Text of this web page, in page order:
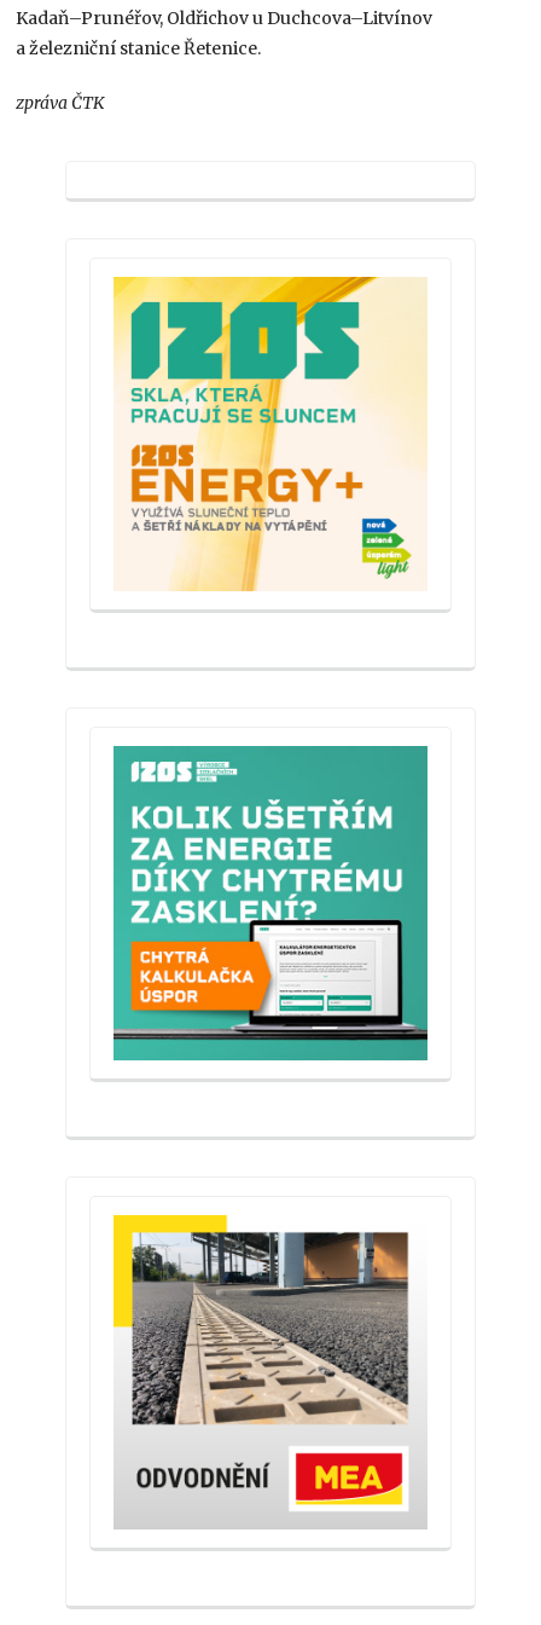
Kadaň–Prunéřov, Oldřichov u Duchcova–Litvínov
a železniční stanice Řetenice.
zpráva ČTK